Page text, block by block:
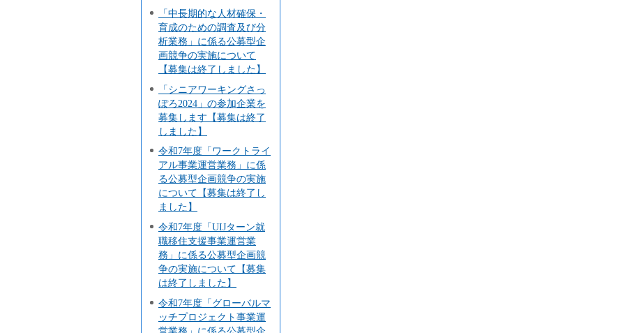
「中長期的な人材確保・
育成のための調査及び分
析業務」に係る公募型企
画競争の実施について
【募集は終了しました】
「シニアワーキングさっ
ぽろ2024」の参加企業を
募集します【募集は終了
しました】
令和7年度「ワークトライ
アル事業運営業務」に係
る公募型企画競争の実施
について【募集は終了し
ました】
令和7年度「UIJターン就
職移住支援事業運営業
務」に係る公募型企画競
争の実施について【募集
は終了しました】
令和7年度「グローバルマ
ッチプロジェクト事業運
営業務」に係る公募型企